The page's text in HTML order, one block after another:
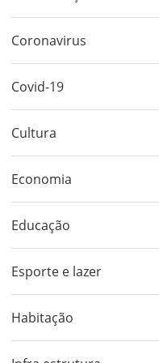
Coronavirus
Covid-19
Cultura
Economia
Educação
Esporte e lazer
Habitação